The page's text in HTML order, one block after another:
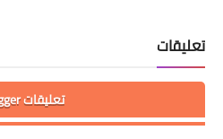
تعليقات
تعليقات Blogger